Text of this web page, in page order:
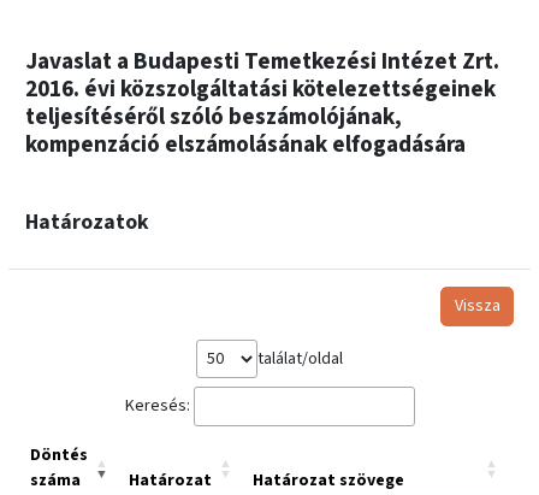
Javaslat a Budapesti Temetkezési Intézet Zrt.
2016. évi közszolgáltatási kötelezettségeinek
teljesítéséről szóló beszámolójának,
kompenzáció elszámolásának elfogadására
Határozatok
Vissza
találat/oldal
Keresés:
Döntés
száma
Határozat
Határozat szövege